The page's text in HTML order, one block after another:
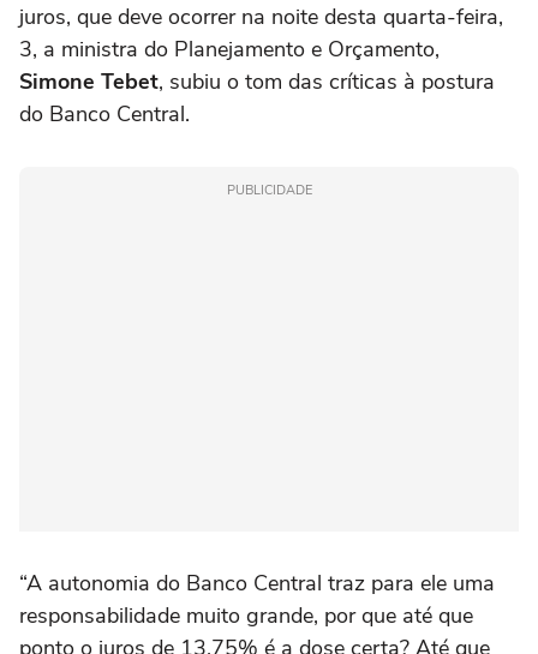
juros, que deve ocorrer na noite desta quarta-feira,
3, a ministra do Planejamento e Orçamento,
Simone Tebet, subiu o tom das críticas à postura
do Banco Central.
PUBLICIDADE
“A autonomia do Banco Central traz para ele uma
responsabilidade muito grande, por que até que
ponto o juros de 13,75% é a dose certa? Até que